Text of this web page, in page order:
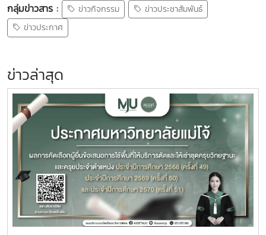
กลุ่มข่าวสาร : ข่าวกิจกรรม
ข่าวประชาสัมพันธ์
ข่าวประกาศ
ข่าวล่าสุด